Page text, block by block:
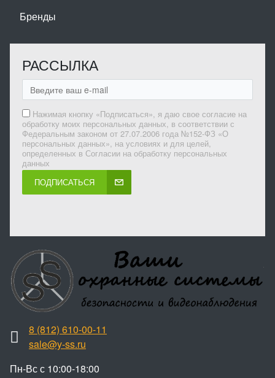
Бренды
РАССЫЛКА
Нажимая кнопку «Подписаться», я даю свое согласие на
обработку моих персональных данных, в соответствии с
Федеральным законом от 27.07.2006 года №152-ФЗ «О
персональных данных», на условиях и для целей,
определенных в Согласии на обработку персональных
данных
ПОДПИСАТЬСЯ
8 (812) 610-00-11
sale@y-ss.ru
Пн-Вс с 10:00-18:00